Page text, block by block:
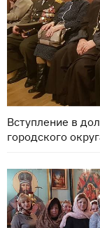
Вступление в
городского